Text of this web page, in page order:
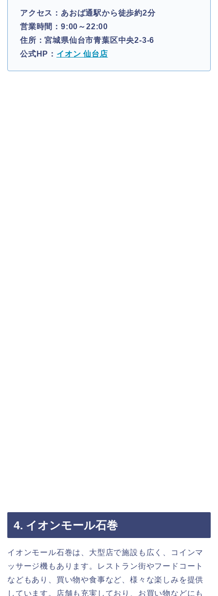
アクセス：あおば通駅から徒歩約2分
営業時間：9:00～22:00
住所：宮城県仙台市青葉区中央2-3-6
公式HP： イオン 仙台店
4. イオンモール石巻
イオンモール石巻は、大型店で施設も広く、コインマ
ッサージ機もあります。レストラン街やフードコート
などもあり、買い物や食事など、様々な楽しみを提供
しています。店舗も充実しており、お買い物などにも